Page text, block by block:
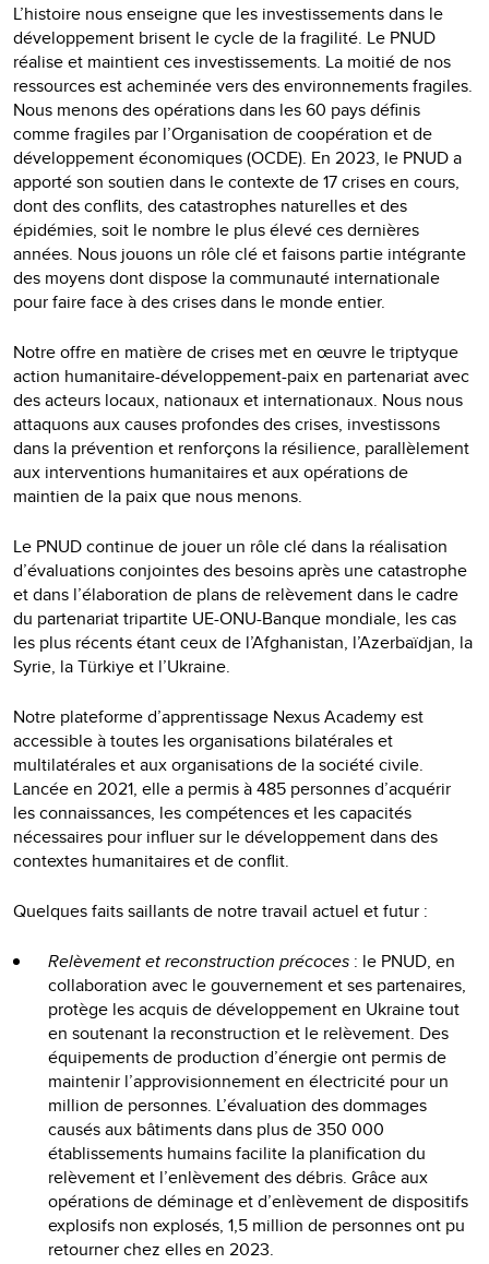
L’histoire nous enseigne que les investissements dans le
développement brisent le cycle de la fragilité. Le PNUD
réalise et maintient ces investissements. La moitié de nos
ressources est acheminée vers des environnements fragiles.
Nous menons des opérations dans les 60 pays définis
comme fragiles par l’Organisation de coopération et de
développement économiques (OCDE). En 2023, le PNUD a
apporté son soutien dans le contexte de 17 crises en cours,
dont des conflits, des catastrophes naturelles et des
épidémies, soit le nombre le plus élevé ces dernières
années. Nous jouons un rôle clé et faisons partie intégrante
des moyens dont dispose la communauté internationale
pour faire face à des crises dans le monde entier.
Notre offre en matière de crises met en œuvre le triptyque
action humanitaire-développement-paix en partenariat avec
des acteurs locaux, nationaux et internationaux. Nous nous
attaquons aux causes profondes des crises, investissons
dans la prévention et renforçons la résilience, parallèlement
aux interventions humanitaires et aux opérations de
maintien de la paix que nous menons.
Le PNUD continue de jouer un rôle clé dans la réalisation
d’évaluations conjointes des besoins après une catastrophe
et dans l’élaboration de plans de relèvement dans le cadre
du partenariat tripartite UE-ONU-Banque mondiale, les cas
les plus récents étant ceux de l’Afghanistan, l’Azerbaïdjan, la
Syrie, la Türkiye et l’Ukraine.
Notre plateforme d’apprentissage Nexus Academy est
accessible à toutes les organisations bilatérales et
multilatérales et aux organisations de la société civile.
Lancée en 2021, elle a permis à 485 personnes d’acquérir
les connaissances, les compétences et les capacités
nécessaires pour influer sur le développement dans des
contextes humanitaires et de conflit.
Quelques faits saillants de notre travail actuel et futur :
Relèvement et reconstruction précoces : le PNUD, en
collaboration avec le gouvernement et ses partenaires,
protège les acquis de développement en Ukraine tout
en soutenant la reconstruction et le relèvement. Des
équipements de production d’énergie ont permis de
maintenir l’approvisionnement en électricité pour un
million de personnes. L’évaluation des dommages
causés aux bâtiments dans plus de 350 000
établissements humains facilite la planification du
relèvement et l’enlèvement des débris. Grâce aux
opérations de déminage et d’enlèvement de dispositifs
explosifs non explosés, 1,5 million de personnes ont pu
retourner chez elles en 2023.